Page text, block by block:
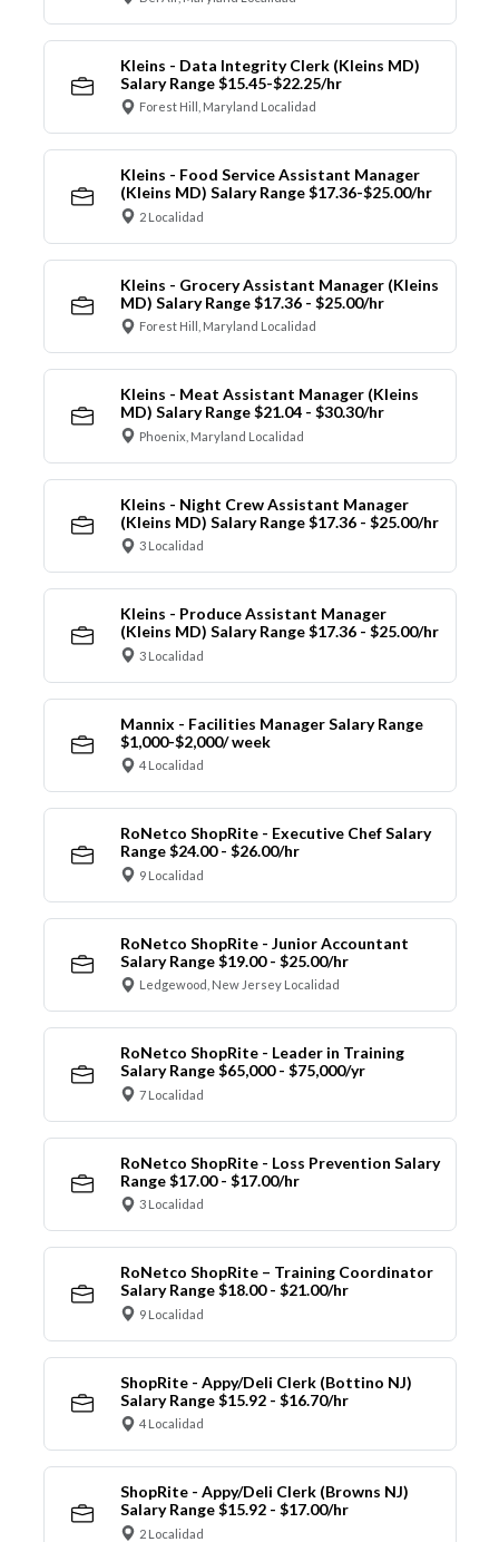
Kleins - Data Integrity Clerk (Kleins MD)
Salary Range $15.45-$22.25/hr
Forest Hill, Maryland Localidad
Kleins - Food Service Assistant Manager
(Kleins MD) Salary Range $17.36-$25.00/hr
2 Localidad
Kleins - Grocery Assistant Manager (Kleins
MD) Salary Range $17.36 - $25.00/hr
Forest Hill, Maryland Localidad
Kleins - Meat Assistant Manager (Kleins
MD) Salary Range $21.04 - $30.30/hr
Phoenix, Maryland Localidad
Kleins - Night Crew Assistant Manager
(Kleins MD) Salary Range $17.36 - $25.00/hr
3 Localidad
Kleins - Produce Assistant Manager
(Kleins MD) Salary Range $17.36 - $25.00/hr
3 Localidad
Mannix - Facilities Manager Salary Range
$1,000-$2,000/ week
4 Localidad
RoNetco ShopRite - Executive Chef Salary
Range $24.00 - $26.00/hr
9 Localidad
RoNetco ShopRite - Junior Accountant
Salary Range $19.00 - $25.00/hr
Ledgewood, New Jersey Localidad
RoNetco ShopRite - Leader in Training
Salary Range $65,000 - $75,000/yr
7 Localidad
RoNetco ShopRite - Loss Prevention Salary
Range $17.00 - $17.00/hr
3 Localidad
RoNetco ShopRite – Training Coordinator
Salary Range $18.00 - $21.00/hr
9 Localidad
ShopRite - Appy/Deli Clerk (Bottino NJ)
Salary Range $15.92 - $16.70/hr
4 Localidad
ShopRite - Appy/Deli Clerk (Browns NJ)
Salary Range $15.92 - $17.00/hr
2 Localidad